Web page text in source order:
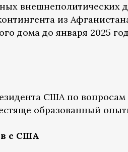
из
дома до января 2025
США по
образованный
с США